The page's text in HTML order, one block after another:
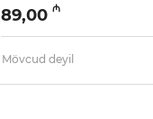
Artikul: 017021024
89,00 ₼
Mövcud deyil